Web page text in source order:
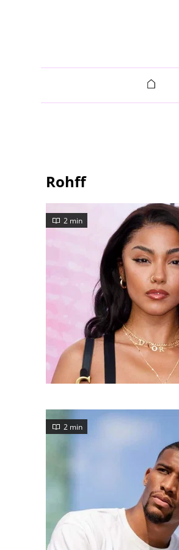
Rohff
2 min
2 min